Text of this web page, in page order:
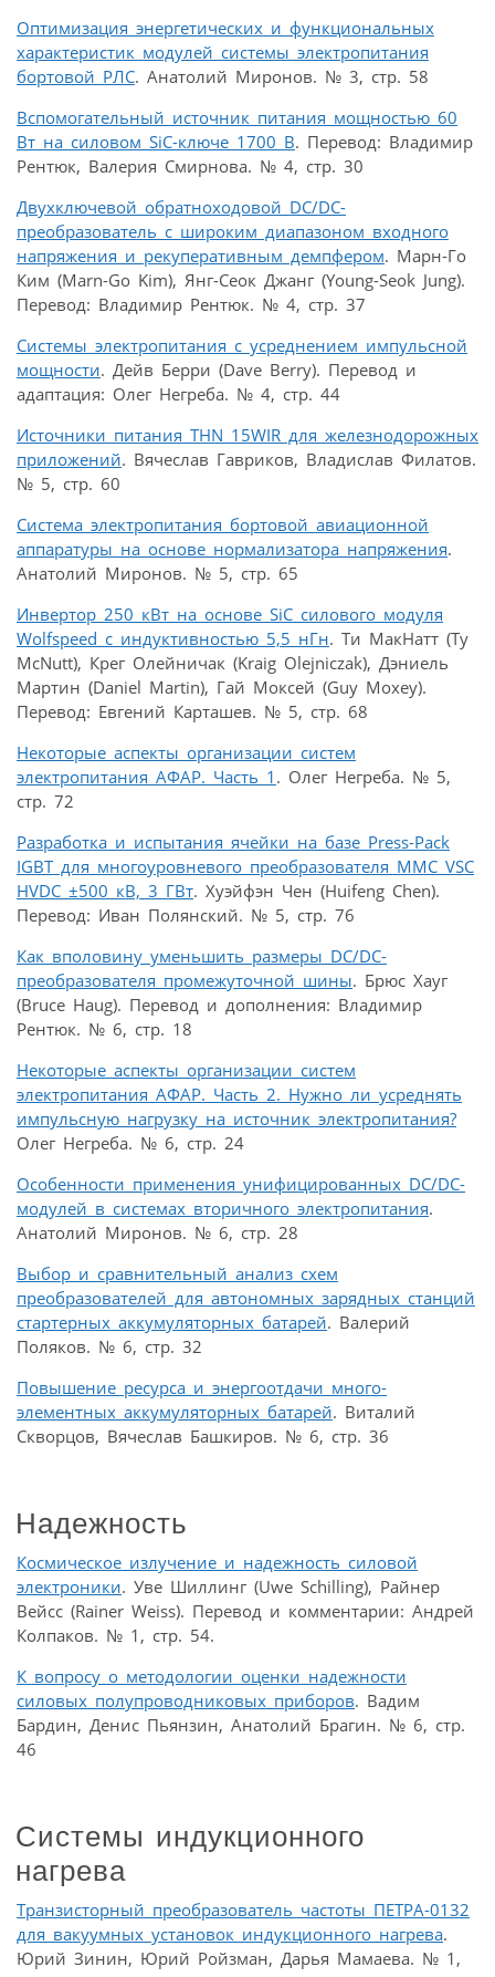
Оптимизация энергетических и функциональных
характеристик модулей системы электропитания
бортовой РЛС. Анатолий Миронов. № 3, стр. 58
Вспомогательный источник питания мощностью 60
Вт на силовом SiC-ключе 1700 В. Перевод: Владимир
Рентюк, Валерия Смирнова. № 4, стр. 30
Двухключевой обратноходовой DC/DC-
преобразователь с широким диапазоном входного
напряжения и рекуперативным демпфером. Марн-Го
Ким (Marn-Go Kim), Янг-Сеок Джанг (Young-Seok Jung).
Перевод: Владимир Рентюк. № 4, стр. 37
Системы электропитания с усреднением импульсной
мощности. Дейв Берри (Dave Berry). Перевод и
адаптация: Олег Негреба. № 4, стр. 44
Источники питания THN 15WIR для железно­дорожных
приложений. Вячеслав Гавриков, Владислав Филатов.
№ 5, стр. 60
Система электропитания бортовой авиационной
аппаратуры на основе нормализатора напряжения.
Анатолий Миронов. № 5, стр. 65
Инвертор 250 кВт на основе SiC силового модуля
Wolfspeed с индуктивностью 5,5 нГн. Ти МакНатт (Ty
McNutt), Крег Олейничак (Kraig Olejniczak), Дэниель
Мартин (Daniel Martin), Гай Моксей (Guy Moxey).
Перевод: Евгений Карташев. № 5, стр. 68
Некоторые аспекты организации систем
электропитания АФАР. Часть 1 . Олег Негреба. № 5,
стр. 72
Разработка и испытания ячейки на базе Press-Pack
IGBT для многоуровневого преобразователя MMC VSC
HVDC ±500 кВ, 3 ГВт. Хуэйфэн Чен (Huifeng Chen).
Перевод: Иван Полянский. № 5, стр. 76
Как вполовину уменьшить размеры DC/DC-
преобразователя промежуточной шины. Брюс Хауг
(Bruce Haug). Перевод и дополнения: Владимир
Рентюк. № 6, стр. 18
Некоторые аспекты организации систем
электропитания АФАР. Часть 2. Нужно ли усреднять
импульсную нагрузку на источник электропитания?
Олег Негреба. № 6, стр. 24
Особенности применения унифицированных DC/DC-
модулей в системах вторичного электропитания.
Анатолий Миронов. № 6, стр. 28
Выбор и сравнительный анализ схем
преобразователей для автономных зарядных станций
стартерных аккумуляторных батарей. Валерий
Поляков. № 6, стр. 32
Повышение ресурса и энергоотдачи много­
элементных аккумуляторных батарей. Виталий
Скворцов, Вячеслав Башкиров. № 6, стр. 36
Надежность
Космическое излучение и надежность силовой
электроники. Уве Шиллинг (Uwe Schilling), Райнер
Вейсс (Rainer Weiss). Перевод и комментарии: Андрей
Колпаков. № 1, стр. 54.
К вопросу о методологии оценки надежности
силовых полупроводниковых приборов. Вадим
Бардин, Денис Пьянзин, Анатолий Брагин. № 6, стр.
46
Системы индукционного
нагрева
Транзисторный преобразователь частоты ПЕТРА-0132
для вакуумных установок индукционного нагрева.
Юрий Зинин, Юрий Ройзман, Дарья Мамаева. № 1,